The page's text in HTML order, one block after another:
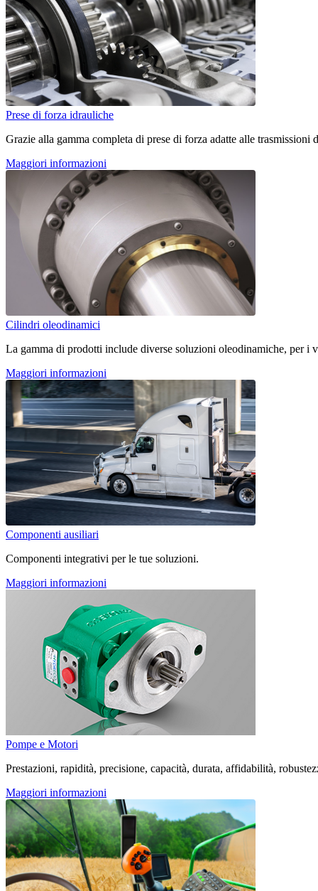
Prese di forza idrauliche
Grazie alla gamma completa di prese di forza adatte alle
Maggiori informazioni
Cilindri oleodinamici
La gamma di prodotti include diverse soluzioni oleodinamiche, per i
Maggiori informazioni
Componenti ausiliari
Componenti integrativi per le tue soluzioni.
Maggiori informazioni
Pompe e Motori
Prestazioni, rapidità, precisione, capacità, durata, affidabilità,
Maggiori informazioni